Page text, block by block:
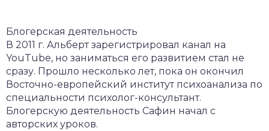
Блогерская деятельность
В 2011 г. Альберт зарегистрировал канал на
YouTube, но заниматься его развитием стал не
сразу. Прошло несколько лет, пока он окончил
Восточно-европейский институт психоанализа по
специальности психолог-консультант.
Блогерскую деятельность Сафин начал с
авторских уроков.